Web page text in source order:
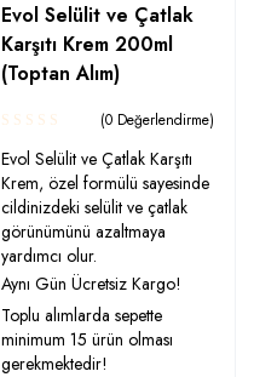
Evol Selülit ve Çatlak
Karşıtı Krem 200ml
(Toptan Alım)
(0 Değerlendirme)
Evol Selülit ve Çatlak Karşıtı
Krem, özel formülü sayesinde
cildinizdeki selülit ve çatlak
görünümünü azaltmaya
yardımcı olur.
Aynı Gün Ücretsiz Kargo!
Toplu alımlarda sepette
minimum 15 ürün olması
gerekmektedir!